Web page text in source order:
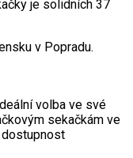
je solidních 37
v Popradu.
volba ve své
sekačkám ve